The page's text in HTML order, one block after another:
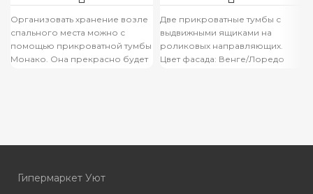
Организовать хранение возле
спального места можно с
помощью прикроватной тумбы
Монако. Она прекрасно будет
Две прикроватные тумбы с
выдвижными ящиками на
роликовых направляющих.
Цвет фасада: Венге/Лоредо
Гипермаркет Уют